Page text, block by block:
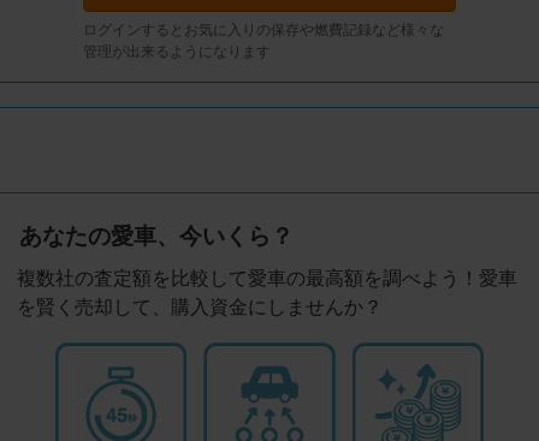
ログインするとお気に入りの保存や燃費記録など様々な
管理が出来るようになります
あなたの愛車、今いくら？
複数社の査定額を比較して愛車の最高額を調べよう！愛車
を賢く売却して、購入資金にしませんか？